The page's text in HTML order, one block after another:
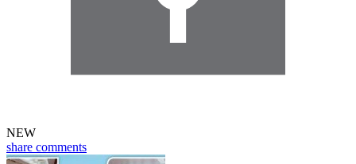
NEW
share comments